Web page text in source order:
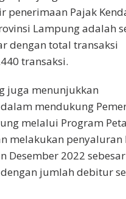
penerimaan Pajak
Lampung adalah
dengan total transaksi
transaksi.
juga menunjukkan
mendukung
melalui Program
melakukan penyaluran
Desember 2022
jumlah debitur